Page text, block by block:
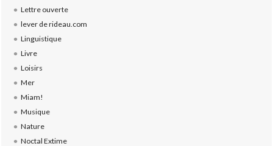
Lettre ouverte
lever de rideau.com
Linguistique
Livre
Loisirs
Mer
Miam!
Musique
Nature
Noctal Extime